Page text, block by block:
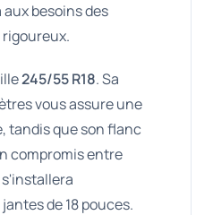
besoins des
245/55 R18. Sa
vous assure une
tandis que son flanc
compromis entre
de 18 pouces.